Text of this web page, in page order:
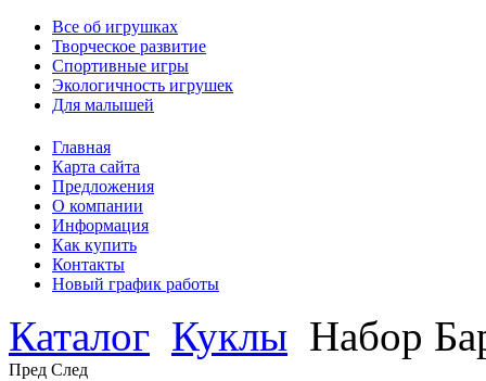
Все об игрушках
Творческое развитие
Спортивные игры
Экологичность игрушек
Для малышей
Главная
Карта сайта
Предложения
О компании
Информация
Как купить
Контакты
Новый график работы
Каталог Куклы Набор
Пред След